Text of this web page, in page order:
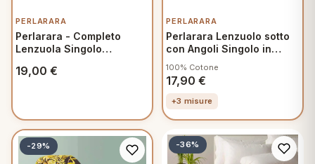
PERLARARA
Perlarara - Completo
Lenzuola Singolo
Primavera Verde
19,00 €
PERLARARA
Perlarara Lenzuolo sotto
con Angoli Singolo in
90x200 cm Bianco
100% Cotone
17,90 €
+3 misure
-29% -36%